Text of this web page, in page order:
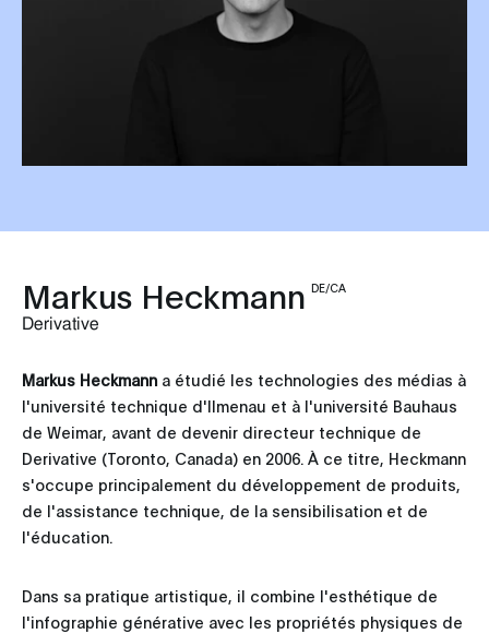
Markus Heckmann DE/CA
Derivative
Markus Heckmann a étudié les technologies des médias à
l'université technique d'Ilmenau et à l'université Bauhaus
de Weimar, avant de devenir directeur technique de
Derivative (Toronto, Canada) en 2006. À ce titre, Heckmann
s'occupe principalement du développement de produits,
de l'assistance technique, de la sensibilisation et de
l'éducation.
Dans sa pratique artistique, il combine l'esthétique de
l'infographie générative avec les propriétés physiques de